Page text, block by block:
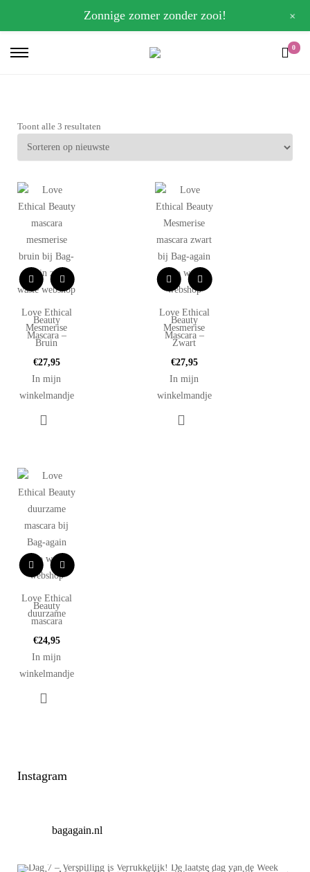
0
Toont alle 3 resultaten
Love Ethical
Beauty
Mesmerise
Mascara –
Bruin
€27,95
In mijn
winkelmandje
Love Ethical
Beauty
Mesmerise
Mascara –
Zwart
€27,95
In mijn
winkelmandje
Love Ethical
Beauty
duurzame
mascara
€24,95
In mijn
winkelmandje
Instagram
bagagain.nl
Zonnige zomer zonder zooi! +